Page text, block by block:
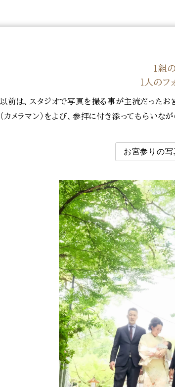
１組
１人のフ
以前は、スタジオで写真を撮る事が主流だったお
（カメラマン）をよび、参拝に付き添ってもらいな
お宮参りの